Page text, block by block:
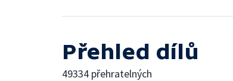
Přehled dílů
49334 přehratelných